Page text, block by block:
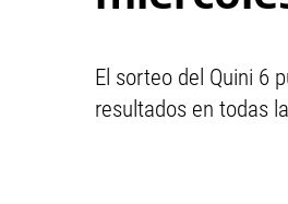
El sorteo del Quini 6
resultados en todas